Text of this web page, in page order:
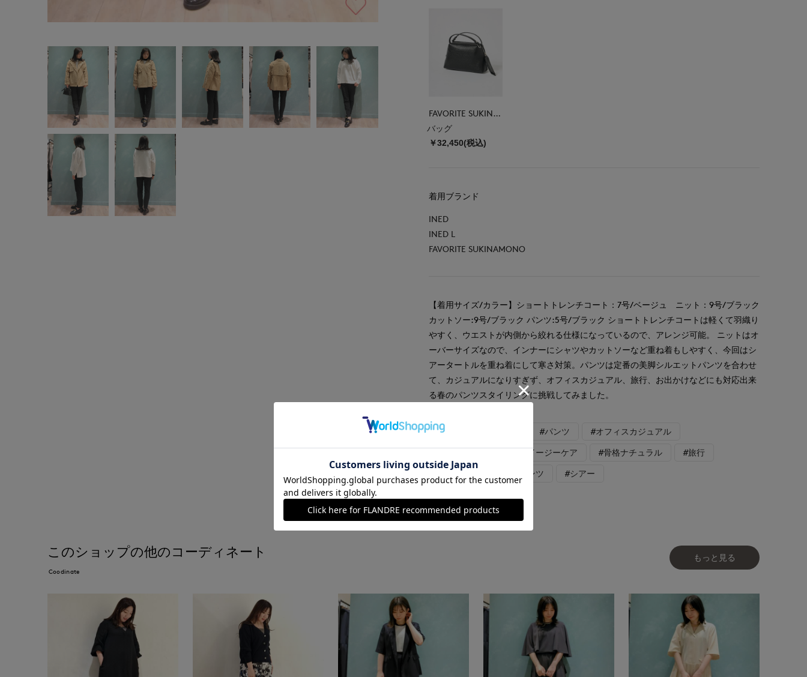
FAVORITE SUKINAMONO
バッグ
￥32,450(税込)
着用ブランド
INED
INED L
FAVORITE SUKINAMONO
【着用サイズ/カラー】ショートトレンチコート：7号/ベージュ ニット：9号/ブラック
カットソー:9号/ブラック パンツ:5号/ブラック ショートトレンチコートは軽くて羽織り
やすく、ウエストが内側から絞れる仕様になっているので、アレンジ可能。 ニットはオ
ーバーサイズなので、インナーにシャツやカットソーなど重ね着もしやすく、今回はシ
アータートルを重ね着にして寒さ対策。パンツは定番の美脚シルエットパンツを合わせ
て、カジュアルになりすぎず、オフィスカジュアル、旅行、お出かけなどにも対応出来
る春のパンツスタイリングに挑戦してみました。
#コート #パンツ #オフィスカジュアル
#イージーケア #骨格ナチュラル #旅行
#おでかけ #美脚パンツ #シアー
このショップの他のコーディネート
Coodinate
もっと見る